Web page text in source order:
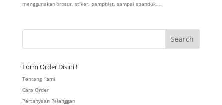
menggunakan brosur, stiker, pamphlet, sampai spanduk....
Form Order Disini !
Tentang Kami
Cara Order
Pertanyaan Pelanggan